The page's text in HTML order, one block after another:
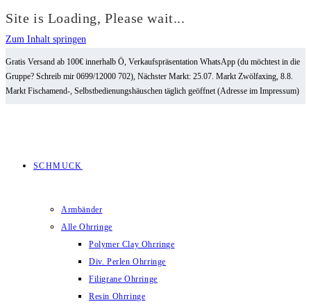
Site is Loading, Please wait...
Zum Inhalt springen
Gratis Versand ab 100€ innerhalb Ö, Verkaufspräsentation WhatsApp (du möchtest in die
Gruppe? Schreib mir 0699/12000 702), Nächster Markt: 25.07. Markt Zwölfaxing, 8.8.
Markt Fischamend-, Selbstbedienungshäuschen täglich geöffnet (Adresse im Impressum)
SCHMUCK
Armbänder
Alle Ohrringe
Polymer Clay Ohrringe
Div. Perlen Ohrringe
Filigrane Ohrringe
Resin Ohrringe